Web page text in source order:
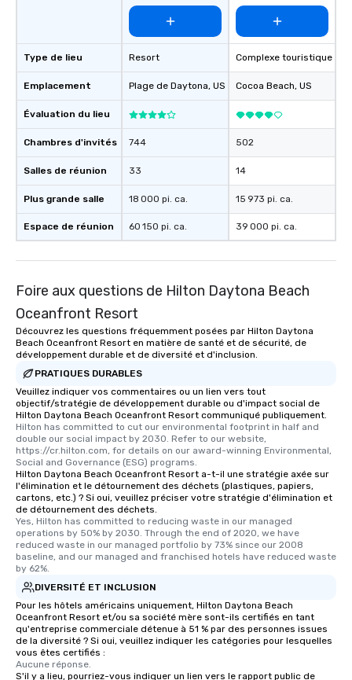
Type de lieu
Emplacement
Évaluation du lieu
Chambres d'invités
Salles de réunion
Plus grande salle
Espace de réunion
Resort
Plage de Daytona, US
744
33
18 000 pi. ca.
60 150 pi. ca.
Complexe touristique
Cocoa Beach, US
502
14
15 973 pi. ca.
39 000 pi. ca.
Foire aux questions de Hilton Daytona Beach
Oceanfront Resort
Découvrez les questions fréquemment posées par Hilton Daytona
Beach Oceanfront Resort en matière de santé et de sécurité, de
développement durable et de diversité et d'inclusion.
PRATIQUES DURABLES
Veuillez indiquer vos commentaires ou un lien vers tout
objectif/stratégie de développement durable ou d'impact social de
Hilton Daytona Beach Oceanfront Resort communiqué publiquement.
Hilton has committed to cut our environmental footprint in half and
double our social impact by 2030. Refer to our website,
https://cr.hilton.com, for details on our award-winning Environmental,
Social and Governance (ESG) programs.
Hilton Daytona Beach Oceanfront Resort a-t-il une stratégie axée sur
l'élimination et le détournement des déchets (plastiques, papiers,
cartons, etc.) ? Si oui, veuillez préciser votre stratégie d'élimination et
de détournement des déchets.
Yes, Hilton has committed to reducing waste in our managed
operations by 50% by 2030. Through the end of 2020, we have
reduced waste in our managed portfolio by 73% since our 2008
baseline, and our managed and franchised hotels have reduced waste
by 62%.
DIVERSITÉ ET INCLUSION
Pour les hôtels américains uniquement, Hilton Daytona Beach
Oceanfront Resort et/ou sa société mère sont-ils certifiés en tant
qu'entreprise commerciale détenue à 51 % par des personnes issues
de la diversité ? Si oui, veuillez indiquer les catégories pour lesquelles
vous êtes certifiés :
Aucune réponse.
S'il y a lieu, pourriez-vous indiquer un lien vers le rapport public de